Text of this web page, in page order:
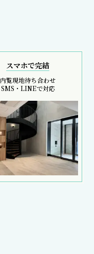
スマホで完結
内覧現地待ち合わせ
SMS・LINEで対応